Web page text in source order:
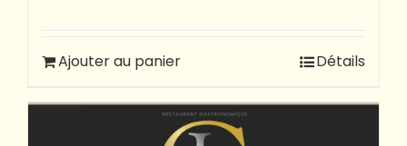
Ajouter au panier Détails